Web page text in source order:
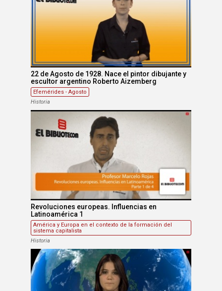
22 de Agosto de 1928. Nace el pintor dibujante y
escultor argentino Roberto Aizemberg
Efemérides - Agosto
Historia
Revoluciones europeas. Influencias en
Latinoamérica 1
América y Europa en el contexto de la formación del
sistema capitalista
Historia